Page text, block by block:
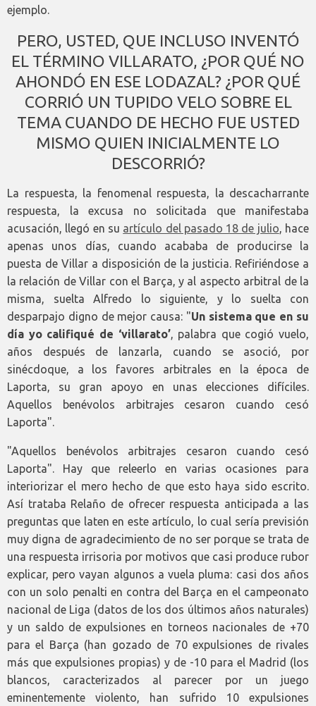
ejemplo.
PERO, USTED, QUE INCLUSO INVENTÓ
EL TÉRMINO VILLARATO, ¿POR QUÉ NO
AHONDÓ EN ESE LODAZAL? ¿POR QUÉ
CORRIÓ UN TUPIDO VELO SOBRE EL
TEMA CUANDO DE HECHO FUE USTED
MISMO QUIEN INICIALMENTE LO
DESCORRIÓ?
La respuesta, la fenomenal respuesta, la descacharrante
respuesta, la excusa no solicitada que manifestaba
acusación, llegó en su artículo del pasado 18 de julio, hace
apenas unos días, cuando acababa de producirse la
puesta de Villar a disposición de la justicia. Refiriéndose a
la relación de Villar con el Barça, y al aspecto arbitral de la
misma, suelta Alfredo lo siguiente, y lo suelta con
desparpajo digno de mejor causa: "Un sistema que en su
día yo califiqué de ‘villarato’, palabra que cogió vuelo,
años después de lanzarla, cuando se asoció, por
sinécdoque, a los favores arbitrales en la época de
Laporta, su gran apoyo en unas elecciones difíciles.
Aquellos benévolos arbitrajes cesaron cuando cesó
Laporta".
"Aquellos benévolos arbitrajes cesaron cuando cesó
Laporta". Hay que releerlo en varias ocasiones para
interiorizar el mero hecho de que esto haya sido escrito.
Así trataba Relaño de ofrecer respuesta anticipada a las
preguntas que laten en este artículo, lo cual sería previsión
muy digna de agradecimiento de no ser porque se trata de
una respuesta irrisoria por motivos que casi produce rubor
explicar, pero vayan algunos a vuela pluma: casi dos años
con un solo penalti en contra del Barça en el campeonato
nacional de Liga (datos de los dos últimos años naturales)
y un saldo de expulsiones en torneos nacionales de +70
para el Barça (han gozado de 70 expulsiones de rivales
más que expulsiones propias) y de -10 para el Madrid (los
blancos, caracterizados al parecer por un juego
eminentemente violento, han sufrido 10 expulsiones